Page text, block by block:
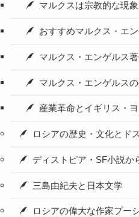
マルクスは宗教的な現
おすすめマルクス・エ
マルクス・エンゲルス
マルクス・エンゲルス
産業革命とイギリス・
ロシアの歴史・文化とド
ディストピア・SF小説か
三島由紀夫と日本文学
ロシアの偉大な作家プー